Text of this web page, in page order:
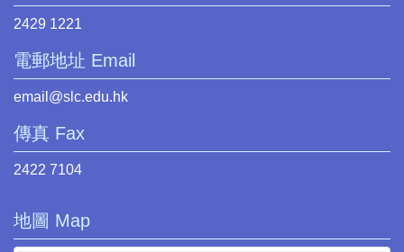
2429 1221
電郵地址 Email
email@slc.edu.hk
傳真 Fax
2422 7104
地圖 Map